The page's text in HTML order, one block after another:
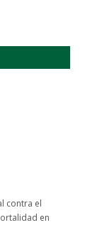
contra el
en